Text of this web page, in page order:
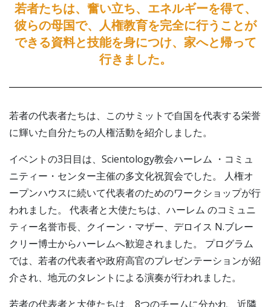
若者たちは、奮い立ち、エネルギーを得て、
彼らの母国で、人権教育を完全に行うことが
できる資料と技能を身につけ、家へと帰って
行きました。
若者の代表者たちは、このサミットで自国を代表する栄誉
に輝いた自分たちの人権活動を紹介しました。
イベントの3日目は、Scientology教会ハーレム ・コミュ
ニティー・センター主催の多文化祝賀会でした。 人権オ
ープンハウスに続いて代表者のためのワークショップが行
われました。 代表者と大使たちは、ハーレム のコミュニ
ティー名誉市長、クイーン・マザー、デロイス N.ブレー
クリー博士からハーレムへ歓迎されました。 プログラム
では、若者の代表者や政府高官のプレゼンテーションが紹
介され、地元のタレントによる演奏が行われました。
若者の代表者と大使たちは、8つのチームに分かれ、近隣